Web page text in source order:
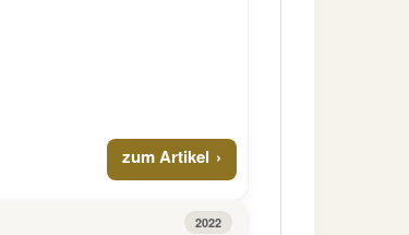
zum Artikel
2022